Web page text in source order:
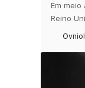
Em
Reino